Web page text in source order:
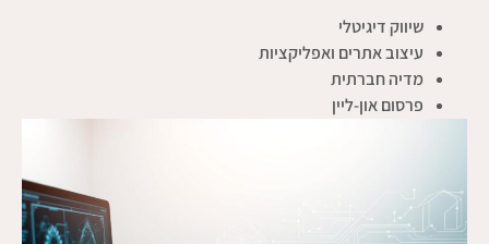
שיווק דיגיטלי
עיצוב אתרים ואפליקציות
מדיה חברתית
פרסום און-ליין